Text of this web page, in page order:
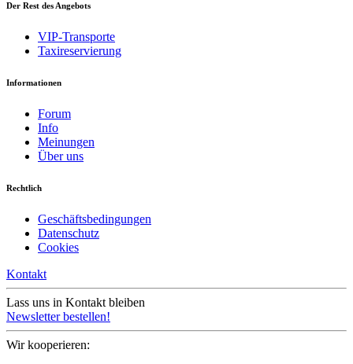
Der Rest des Angebots
VIP-Transporte
Taxireservierung
Informationen
Forum
Info
Meinungen
Über uns
Rechtlich
Geschäftsbedingungen
Datenschutz
Cookies
Kontakt
Lass uns in Kontakt bleiben
Newsletter bestellen!
Wir kooperieren: